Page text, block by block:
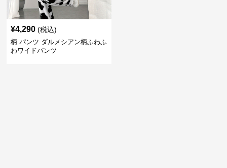
¥4,290 (税込)
柄 パンツ ダルメシアン柄ふわふ
わワイドパンツ